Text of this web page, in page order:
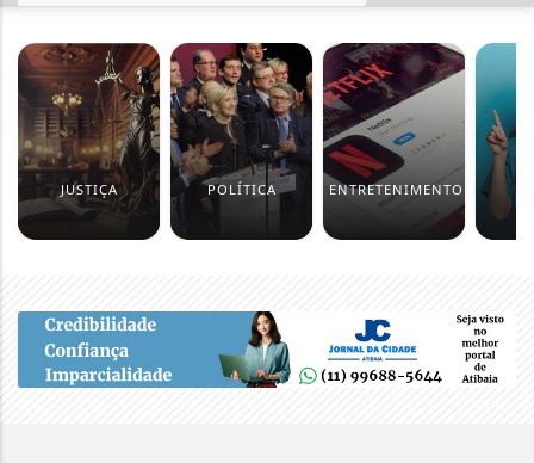
JUSTIÇA POLÍTICA ENTRETENIMENTO